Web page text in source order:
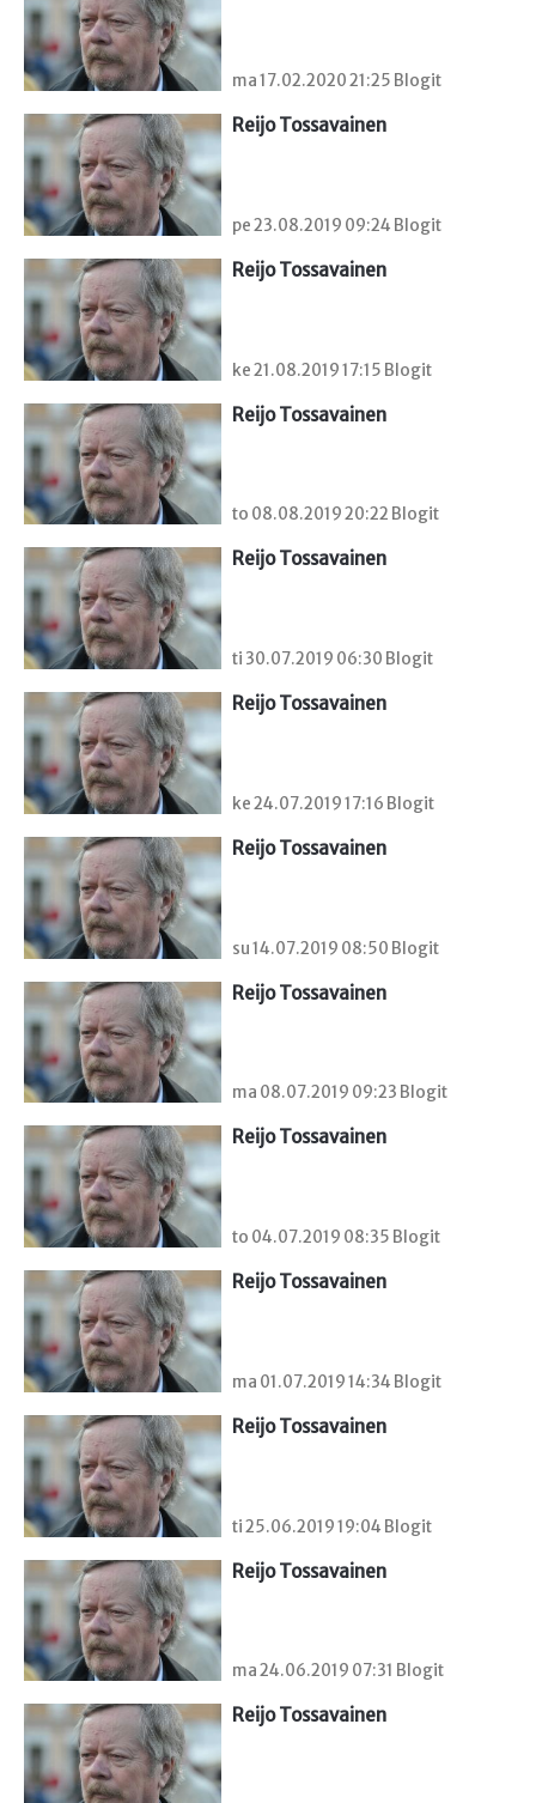
ma 17.02.2020 21:25 Blogit
Reijo Tossavainen
pe 23.08.2019 09:24 Blogit
Reijo Tossavainen
ke 21.08.2019 17:15 Blogit
Reijo Tossavainen
to 08.08.2019 20:22 Blogit
Reijo Tossavainen
ti 30.07.2019 06:30 Blogit
Reijo Tossavainen
ke 24.07.2019 17:16 Blogit
Reijo Tossavainen
su 14.07.2019 08:50 Blogit
Reijo Tossavainen
ma 08.07.2019 09:23 Blogit
Reijo Tossavainen
to 04.07.2019 08:35 Blogit
Reijo Tossavainen
ma 01.07.2019 14:34 Blogit
Reijo Tossavainen
ti 25.06.2019 19:04 Blogit
Reijo Tossavainen
ma 24.06.2019 07:31 Blogit
Reijo Tossavainen